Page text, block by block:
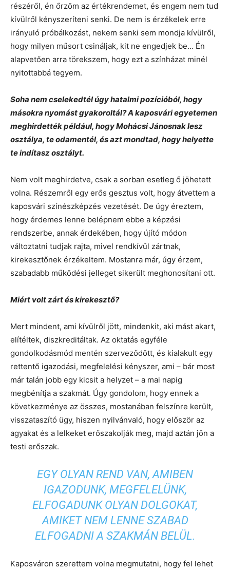
részéről, én őrzöm az értékrendemet, és engem nem tud
kívülről kényszeríteni senki. De nem is érzékelek erre
irányuló próbálkozást, nekem senki sem mondja kívülről,
hogy milyen műsort csináljak, kit ne engedjek be… Én
alapvetően arra törekszem, hogy ezt a színházat minél
nyitottabbá tegyem.
Soha nem cselekedtél úgy hatalmi pozícióból, hogy
másokra nyomást gyakoroltál? A kaposvári egyetemen
meghirdették például, hogy Mohácsi Jánosnak lesz
osztálya, te odamentél, és azt mondtad, hogy helyette
te indítasz osztályt.
Nem volt meghirdetve, csak a sorban esetleg ő jöhetett
volna. Részemről egy erős gesztus volt, hogy átvettem a
kaposvári színészképzés vezetését. De úgy éreztem,
hogy érdemes lenne belépnem ebbe a képzési
rendszerbe, annak érdekében, hogy újító módon
változtatni tudjak rajta, mivel rendkívül zártnak,
kirekesztőnek érzékeltem. Mostanra már, úgy érzem,
szabadabb működési jelleget sikerült meghonosítani ott.
Miért volt zárt és kirekesztő?
Mert mindent, ami kívülről jött, mindenkit, aki mást akart,
elítéltek, diszkreditáltak. Az oktatás egyféle
gondolkodásmód mentén szerveződött, és kialakult egy
rettentő igazodási, megfelelési kényszer, ami – bár most
már talán jobb egy kicsit a helyzet – a mai napig
megbénítja a szakmát. Úgy gondolom, hogy ennek a
következménye az összes, mostanában felszínre került,
visszataszító ügy, hiszen nyilvánvaló, hogy először az
agyakat és a lelkeket erőszakolják meg, majd aztán jön a
testi erőszak.
EGY OLYAN REND VAN, AMIBEN
IGAZODUNK, MEGFELELÜNK,
ELFOGADUNK OLYAN DOLGOKAT,
AMIKET NEM LENNE SZABAD
ELFOGADNI A SZAKMÁN BELÜL.
Kaposváron szerettem volna megmutatni, hogy fel lehet